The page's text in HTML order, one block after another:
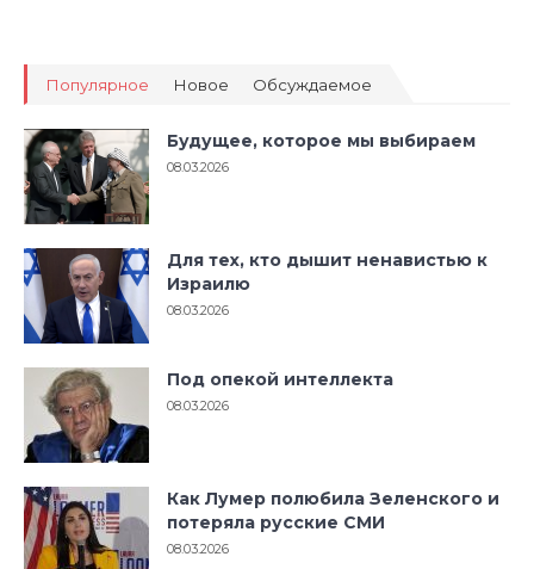
Популярное Новое Обсуждаемое
Будущее, которое мы выбираем
08.03.2026
Для тех, кто дышит ненавистью к
Израилю
08.03.2026
Под опекой интеллекта
08.03.2026
Как Лумер полюбила Зеленского и
потеряла русские СМИ
08.03.2026